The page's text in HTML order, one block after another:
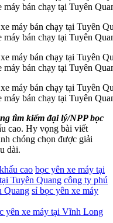
bán chạy tại Tuyên
bán chạy tại Tuyên
bán chạy tại Tuyên
bán chạy tại Tuyên
tìm kiếm đại lý/NPP bọc
cao. Hy vọng bài viết
chóng chọn được giải
dài.
cao bọc yên xe máy tại
Tuyên Quang công ty phú
Quang sỉ bọc yên xe máy
yên xe máy tại Vĩnh Long